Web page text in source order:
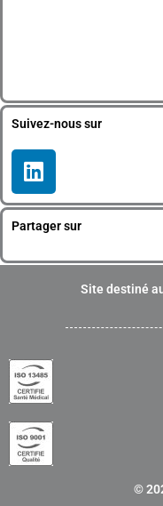
Suivez-nous sur
L
i
n
k
d
Partager sur
Site destiné
©